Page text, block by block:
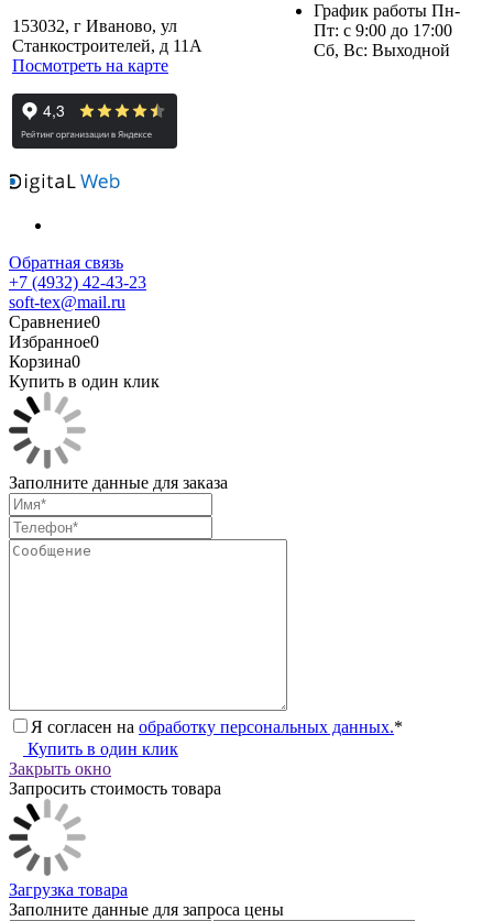
153032, г Иваново, ул
Станкостроителей, д 11А
Посмотреть на карте
График работы Пн-
Пт: с 9:00 до 17:00
Сб, Вс: Выходной
Обратная связь
+7 (4932) 42-43-23
soft-tex@mail.ru
Сравнение0
Избранное0
Корзина0
Купить в один клик
Заполните данные для заказа
Я согласен на обработку персональных данных.*
Купить в один клик
Закрыть окно
Запросить стоимость товара
Загрузка товара
Заполните данные для запроса цены